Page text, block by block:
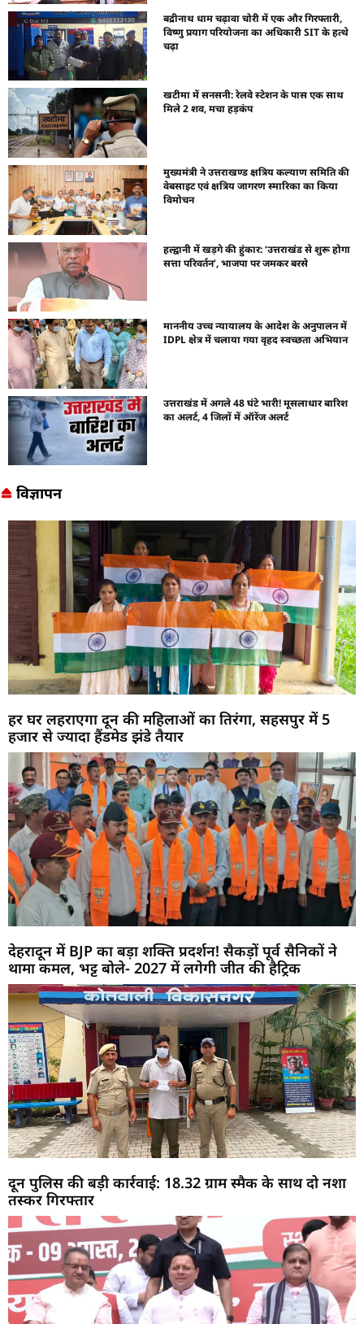
बद्रीनाथ धाम चढ़ावा चोरी में एक और गिरफ्तारी,
विष्णु प्रयाग परियोजना का अधिकारी SIT के हत्थे
चढ़ा
खटीमा में सनसनी: रेलवे स्टेशन के पास एक साथ
मिले 2 शव, मचा हड़कंप
मुख्यमंत्री ने उत्तराखण्ड क्षत्रिय कल्याण समिति की
वेबसाइट एवं क्षत्रिय जागरण स्मारिका का किया
विमोचन
हल्द्वानी में खड़गे की हुंकार: ‘उत्तराखंड से शुरू होगा
सत्ता परिवर्तन’, भाजपा पर जमकर बरसे
माननीय उच्च न्यायालय के आदेश के अनुपालन में
IDPL क्षेत्र में चलाया गया वृहद स्वच्छता अभियान
उत्तराखंड में अगले 48 घंटे भारी! मूसलाधार बारिश
का अलर्ट, 4 जिलों में ऑरेंज अलर्ट
विज्ञापन
हर घर लहराएगा दून की महिलाओं का तिरंगा, सहसपुर में 5
हजार से ज्यादा हैंडमेड झंडे तैयार
देहरादून में BJP का बड़ा शक्ति प्रदर्शन! सैकड़ों पूर्व सैनिकों ने
थामा कमल, भट्ट बोले- 2027 में लगेगी जीत की हैट्रिक
दून पुलिस की बड़ी कार्रवाई: 18.32 ग्राम स्मैक के साथ दो नशा
तस्कर गिरफ्तार